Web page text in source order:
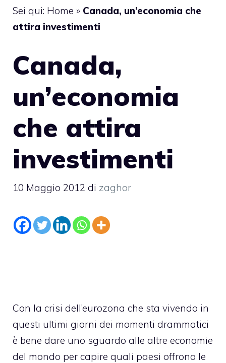
Sei qui: Home » Canada, un’economia che
attira investimenti
Canada,
un’economia
che attira
investimenti
10 Maggio 2012 di zaghor
Con la crisi dell’eurozona che sta vivendo in
questi ultimi giorni dei momenti drammatici
è bene dare uno sguardo alle altre economie
del mondo per capire quali paesi offrono le